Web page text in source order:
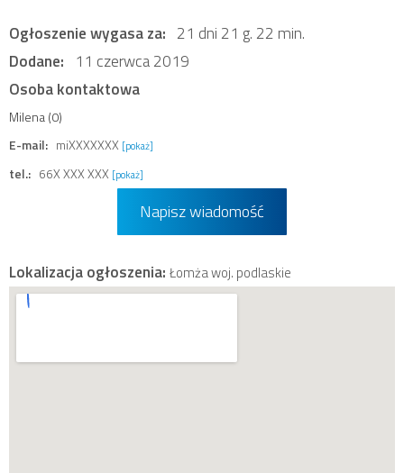
Ogłoszenie wygasa za: 21 dni 21 g. 22 min.
Dodane: 11 czerwca 2019
Osoba kontaktowa
Milena (0)
E-mail: miXXXXXXX [pokaż]
tel.: 66X XXX XXX [pokaż]
Napisz wiadomość
Lokalizacja ogłoszenia: Łomża woj. podlaskie